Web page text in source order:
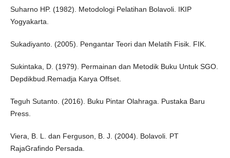
Suharno HP. (1982). Metodologi Pelatihan Bolavoli. IKIP
Yogyakarta.
Sukadiyanto. (2005). Pengantar Teori dan Melatih Fisik. FIK.
Sukintaka, D. (1979). Permainan dan Metodik Buku Untuk SGO.
Depdikbud.Remadja Karya Offset.
Teguh Sutanto. (2016). Buku Pintar Olahraga. Pustaka Baru
Press.
Viera, B. L. dan Ferguson, B. J. (2004). Bolavoli. PT
RajaGrafindo Persada.